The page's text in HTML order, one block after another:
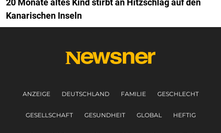
20 Monate altes Kind stirbt an Hitzschlag auf den
Kanarischen Inseln
ANZEIGE DEUTSCHLAND FAMILIE GESCHLECHT
GESELLSCHAFT GESUNDHEIT GLOBAL HEFTIG